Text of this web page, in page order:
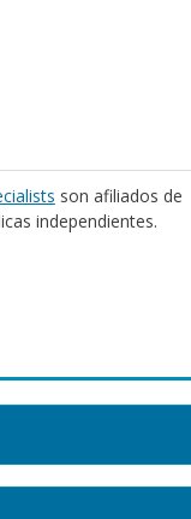
son afiliados de
independientes.